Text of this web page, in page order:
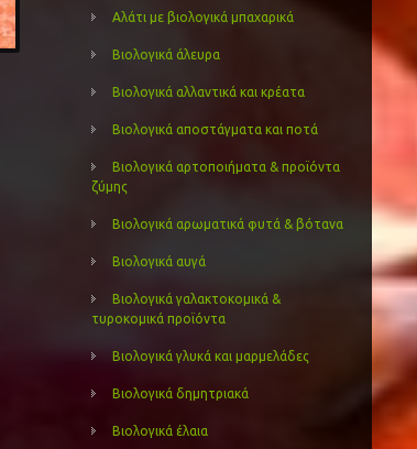
Αλάτι με βιολογικά μπαχαρικά
Βιολογικά άλευρα
Βιολογικά αλλαντικά και κρέατα
Βιολογικά αποστάγματα και ποτά
Βιολογικά αρτοποιήματα & προϊόντα
ζύμης
Βιολογικά αρωματικά φυτά & βότανα
Βιολογικά αυγά
Βιολογικά γαλακτοκομικά &
τυροκομικά προϊόντα
Βιολογικά γλυκά και μαρμελάδες
Βιολογικά δημητριακά
Βιολογικά έλαια